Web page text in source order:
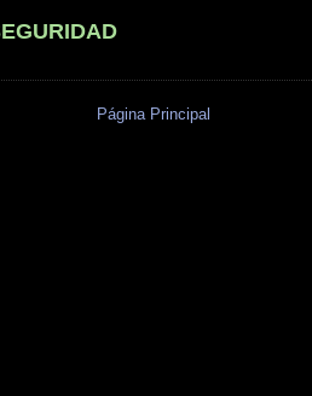
Página Principal